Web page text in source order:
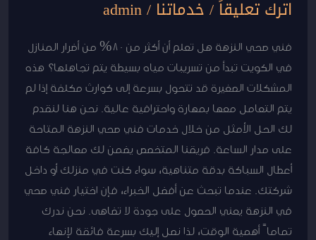
اترك تعليقاً/خدماتنا /
admin
فني صحي النزهة هل تعلم أن أكثر من 80% من أضرار المنازل
في الكويت تبدأ من تسريبات مياه بسيطة يتم تجاهلها؟ هذه
المشكلات الصغيرة قد تتحول بسرعة إلى كوارث مكلفة إذا لم
يتم التعامل معها بمهارة واحترافية عالية. نحن هنا لنقدم
لك الحل الأمثل من خلال خدمات فني صحي النزهة المتاحة
على مدار الساعة. فريقنا المتخصص يضمن لك معالجة كافة
أعطال السباكة بدقة متناهية، سواء كنت في منزلك أو داخل
شركتك. عندما تبحث عن أفضل الخبراء، فإن اختيار فني صحي
في النزهة يعني الحصول على جودة لا تضاهى. نحن ندرك
تماماً أهمية الوقت، لذا نصل إليك بسرعة فائقة لإنهاء